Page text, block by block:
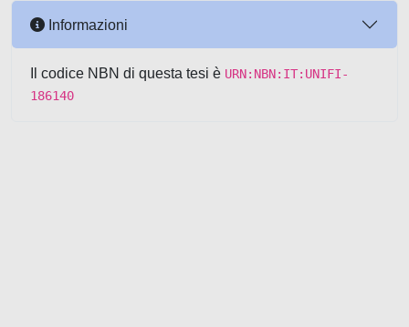
Informazioni
Il codice NBN di questa tesi è URN:NBN:IT:UNIFI-
186140